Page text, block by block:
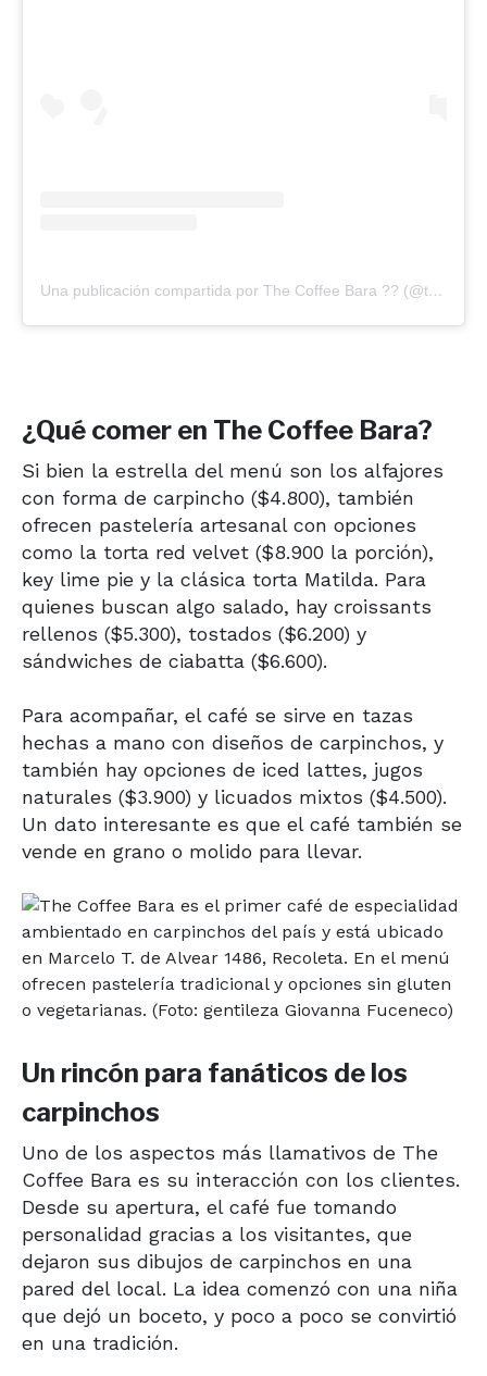
Una publicación compartida por The Coffee Bara ?? (@thecoffeebara)
¿Qué comer en The Coffee Bara?
Si bien la estrella del menú son los alfajores
con forma de carpincho ($4.800), también
ofrecen pastelería artesanal con opciones
como la torta red velvet ($8.900 la porción),
key lime pie y la clásica torta Matilda. Para
quienes buscan algo salado, hay croissants
rellenos ($5.300), tostados ($6.200) y
sándwiches de ciabatta ($6.600).
Para acompañar, el café se sirve en tazas
hechas a mano con diseños de carpinchos, y
también hay opciones de iced lattes, jugos
naturales ($3.900) y licuados mixtos ($4.500).
Un dato interesante es que el café también se
vende en grano o molido para llevar.
Un rincón para fanáticos de los
carpinchos
Uno de los aspectos más llamativos de The
Coffee Bara es su interacción con los clientes.
Desde su apertura, el café fue tomando
personalidad gracias a los visitantes, que
dejaron sus dibujos de carpinchos en una
pared del local. La idea comenzó con una niña
que dejó un boceto, y poco a poco se convirtió
en una tradición.